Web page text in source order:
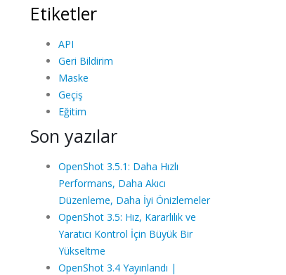
Etiketler
API
Geri Bildirim
Maske
Geçiş
Eğitim
Son yazılar
OpenShot 3.5.1: Daha Hızlı
Performans, Daha Akıcı
Düzenleme, Daha İyi Önizlemeler
OpenShot 3.5: Hız, Kararlılık ve
Yaratıcı Kontrol İçin Büyük Bir
Yükseltme
OpenShot 3.4 Yayınlandı |